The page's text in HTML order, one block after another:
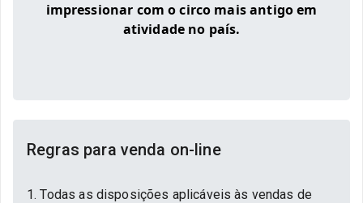
impressionar com o circo mais antigo em
atividade no país.
Regras para venda on-line
1. Todas as disposições aplicáveis às vendas de